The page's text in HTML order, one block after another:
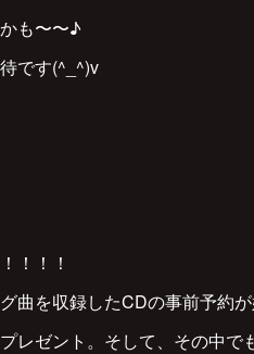
も〜〜♪
です(^_^)v
！！！
曲を収録したCDの事前予約が
レゼント。そして、その中で